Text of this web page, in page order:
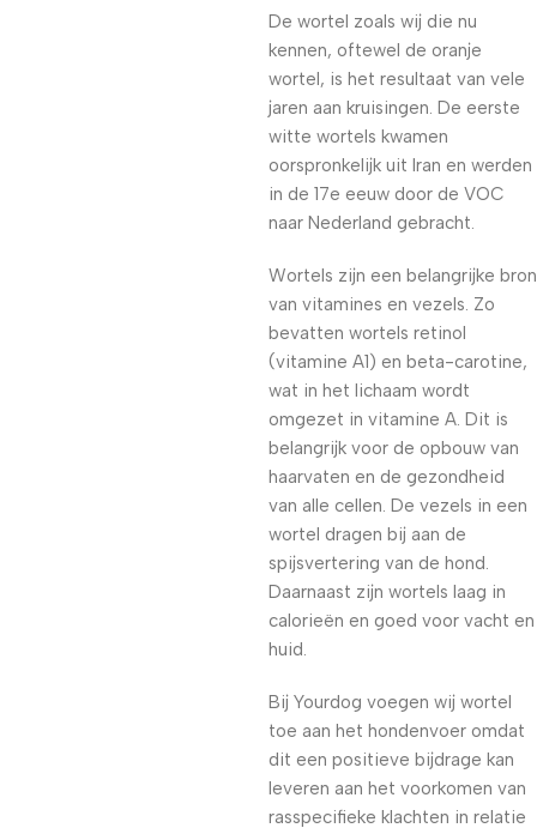
De wortel zoals wij die nu
kennen, oftewel de oranje
wortel, is het resultaat van vele
jaren aan kruisingen. De eerste
witte wortels kwamen
oorspronkelijk uit Iran en werden
in de 17e eeuw door de VOC
naar Nederland gebracht.
Wortels zijn een belangrijke bron
van vitamines en vezels. Zo
bevatten wortels retinol
(vitamine A1) en beta-carotine,
wat in het lichaam wordt
omgezet in vitamine A. Dit is
belangrijk voor de opbouw van
haarvaten en de gezondheid
van alle cellen. De vezels in een
wortel dragen bij aan de
spijsvertering van de hond.
Daarnaast zijn wortels laag in
calorieën en goed voor vacht en
huid.
Bij Yourdog voegen wij wortel
toe aan het hondenvoer omdat
dit een positieve bijdrage kan
leveren aan het voorkomen van
rasspecifieke klachten in relatie